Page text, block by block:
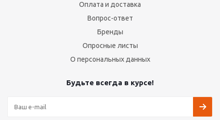
Оплата и доставка
Вопрос-ответ
Бренды
Опросные листы
О персональных данных
Будьте всегда в курсе!